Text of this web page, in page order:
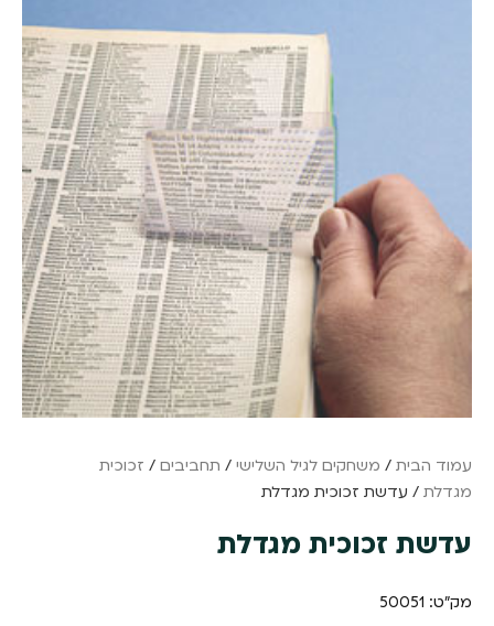
עמוד הבית / משחקים לגיל השלישי / תחביבים / זכוכית
מגדלת / עדשת זכוכית מגדלת
עדשת זכוכית מגדלת
מק"ט: 50051